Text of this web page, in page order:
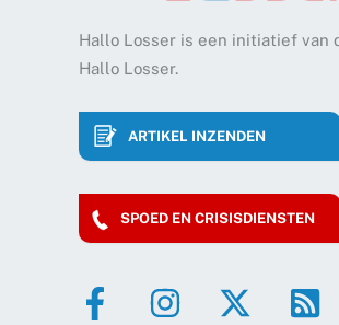
Hallo Losser is een initiatief van
Hallo Losser.
ARTIKEL INZENDEN
SPOED EN CRISISDIENSTEN